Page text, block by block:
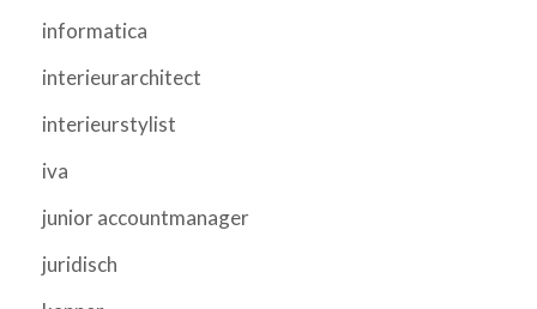
informatica
interieurarchitect
interieurstylist
iva
junior accountmanager
juridisch